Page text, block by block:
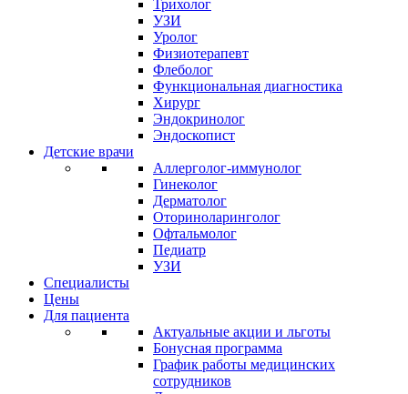
Трихолог
УЗИ
Уролог
Физиотерапевт
Флеболог
Функциональная диагностика
Хирург
Эндокринолог
Эндоскопист
Детские врачи
Аллерголог-иммунолог
Гинеколог
Дерматолог
Оториноларинголог
Офтальмолог
Педиатр
УЗИ
Специалисты
Цены
Для пациента
Актуальные акции и льготы
Бонусная программа
График работы медицинских
сотрудников